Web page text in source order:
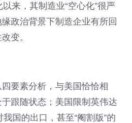
来，其制造业“空心化”很严
政治背景下制造企业有所回
变。
要素分析，与美国恰恰相
跟随状态；美国限制英伟达
国的出口，甚至“阉割版”的